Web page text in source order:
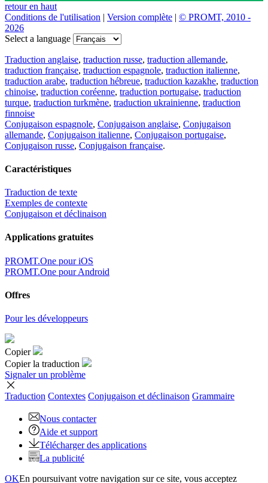
retour en haut
Conditions de l'utilisation | Version complète | © PROMT, 2010 -
2026
Select a language
Traduction anglaise, traduction russe, traduction allemande,
traduction française, traduction espagnole, traduction italienne,
traduction arabe, traduction hébreue, traduction kazakhe, traduction
chinoise, traduction coréenne, traduction portugaise, traduction
turque, traduction turkmène, traduction ukrainienne, traduction
finnoise
Conjugaison espagnole, Conjugaison anglaise, Conjugaison
allemande, Conjugaison italienne, Conjugaison portugaise,
Conjugaison russe, Conjugaison française.
Caractéristiques
Traduction de texte
Exemples de contexte
Conjugaison et déclinaison
Applications gratuites
PROMT.One pour iOS
PROMT.One pour Android
Offres
Pour les développeurs
Copier
Copier la traduction
Signaler un problème
Traduction Contextes Conjugaison et déclinaison Grammaire
Nous contacter
Aide et support
Télécharger des applications
La publicité
OKEn poursuivant votre navigation sur ce site, vous acceptez